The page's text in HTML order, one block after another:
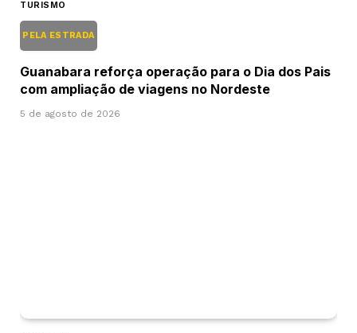
TURISMO
PELA ESTRADA
Guanabara reforça operação para o Dia dos Pais
com ampliação de viagens no Nordeste
5 de agosto de 2026